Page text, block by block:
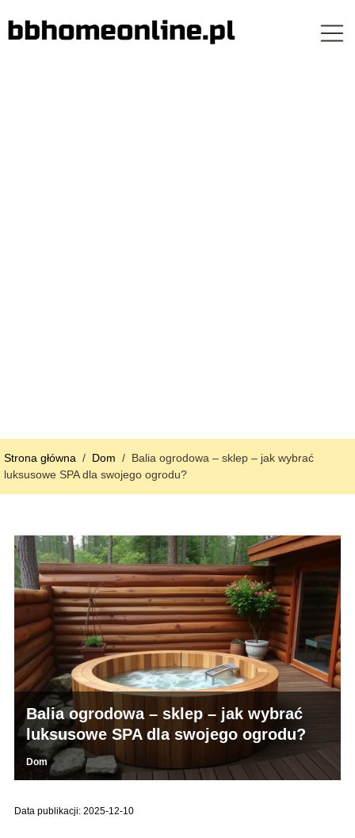
Strona główna / Dom / Balia ogrodowa – sklep – jak wybrać
luksusowe SPA dla swojego ogrodu?
Balia ogrodowa – sklep – jak wybrać
luksusowe SPA dla swojego ogrodu?
Dom
Data publikacji: 2025-12-10